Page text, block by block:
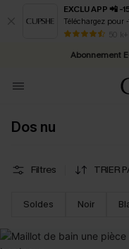
EXCLU APP 📲 -
Téléchargez pour
50 k+
*
Abonnement
Dos nu
Filtres TRIER
Soldes Noir